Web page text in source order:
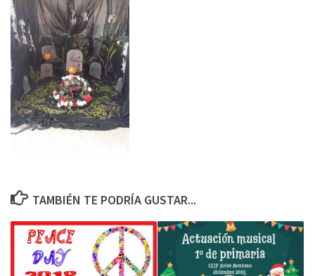
TAMBIÉN TE PODRÍA GUSTAR...